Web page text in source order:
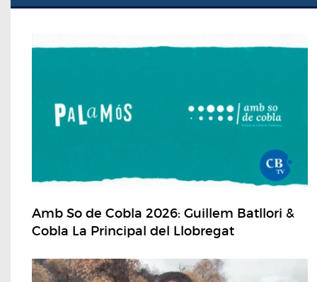
Amb So de Cobla 2026: Guillem Batllori &
Cobla La Principal del Llobregat